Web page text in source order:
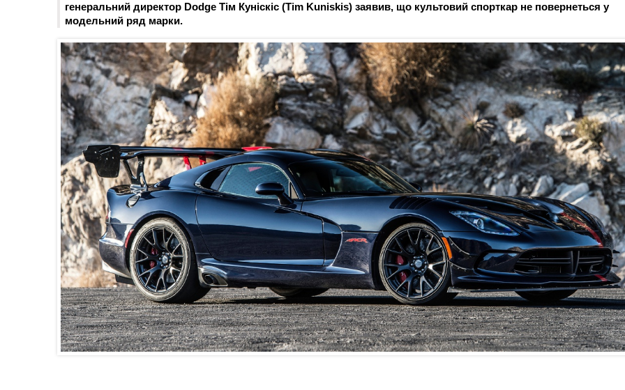
генеральний директор Dodge Тім Куніскіс (Tim Kuniskis) заявив, що культовий спорткар не повернеться у
модельний ряд марки.